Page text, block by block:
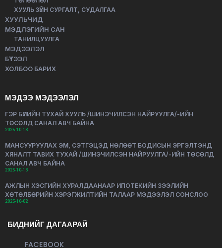
ХУУЛЬ ЗҮЙН СУРГАЛТ, СУДАЛГАА
ХУУЛЬЧИД
МЭДЛЭГИЙН САН
ТАНИЛЦУУЛГА
МЭДЭЭЛЭЛ
БҮТЭЭЛ
ХОЛБОО БАРИХ
МЭДЭЭ МЭДЭЭЛЭЛ
ГЭР БҮЛИЙН ТУХАЙ ХУУЛЬ /ШИНЭЧИЛСЭН НАЙРУУЛГА/-ИЙН
ТӨСӨЛД САНАЛ АВЧ БАЙНА
2025-10-13
МАНСУУРУУЛАХ ЭМ, СЭТГЭЦЭД НӨЛӨӨТ БОДИСЫН ЭРГЭЛТЭНД
ХЯНАЛТ ТАВИХ ТУХАЙ /ШИНЭЧИЛСЭН НАЙРУУЛГА/-ИЙН ТӨСӨЛД
САНАЛ АВЧ БАЙНА
2025-10-13
АЖЛЫН ХЭСГИЙН ХУРАЛДААНААР ИПОТЕКИЙН ЗЭЭЛИЙН
ХӨТӨЛБӨРИЙН ХЭРЭГЖИЛТИЙН ТАЛААР МЭДЭЭЛЭЛ СОНСЛОО
2025-10-02
БИДНИЙГ ДАГААРАЙ
FACEBOOK